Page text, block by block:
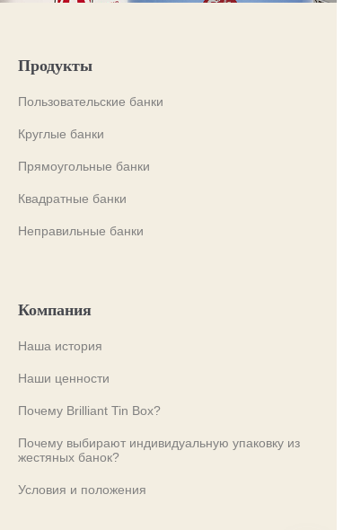
Продукты
Пользовательские банки
Круглые банки
Прямоугольные банки
Квадратные банки
Неправильные банки
Компания
Наша история
Наши ценности
Почему Brilliant Tin Box?
Почему выбирают индивидуальную упаковку из
жестяных банок?
Условия и положения